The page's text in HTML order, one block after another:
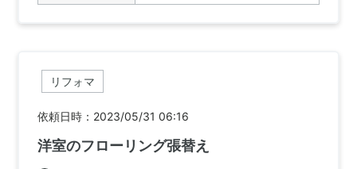
リフォマ
依頼日時：2023/05/31 06:16
洋室のフローリング張替え